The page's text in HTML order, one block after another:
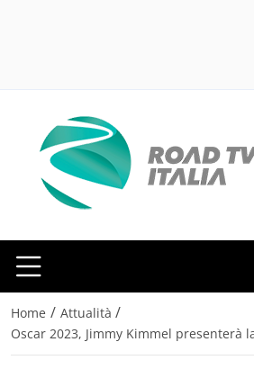
Home / Attualità /
Oscar 2023, Jimmy Kimmel presenterà